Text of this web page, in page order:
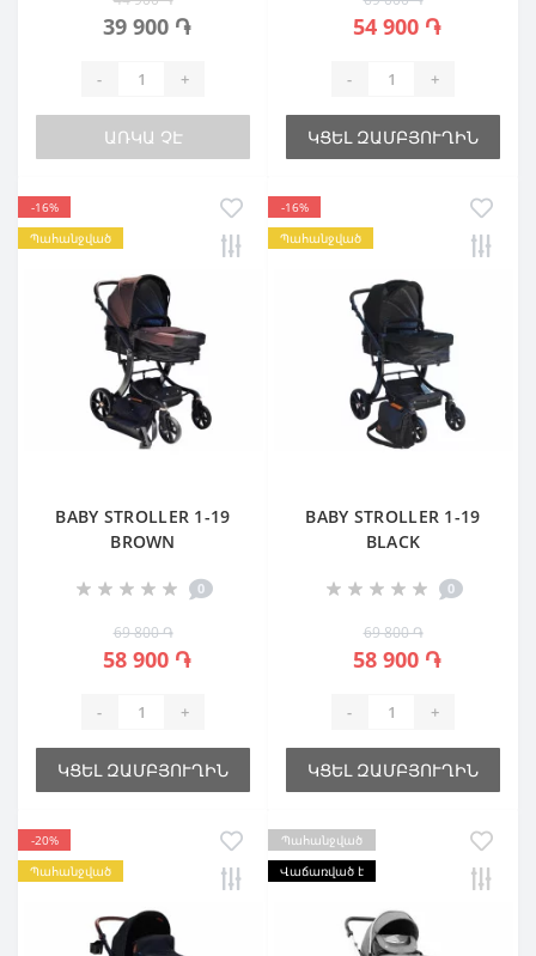
39 900 ֏
- +
ԱՌԿԱ ՉԷ
54 900 ֏
- +
ԿՑԵԼ ԶԱՄԲՅՈՒՂԻՆ
-16%
Պահանջված
BABY STROLLER 1-19
BROWN
0
69 800 ֏
58 900 ֏
- +
ԿՑԵԼ ԶԱՄԲՅՈՒՂԻՆ
-16%
Պահանջված
BABY STROLLER 1-19
BLACK
0
69 800 ֏
58 900 ֏
- +
ԿՑԵԼ ԶԱՄԲՅՈՒՂԻՆ
-20%
Պահանջված
Պահանջված
Վաճառված է